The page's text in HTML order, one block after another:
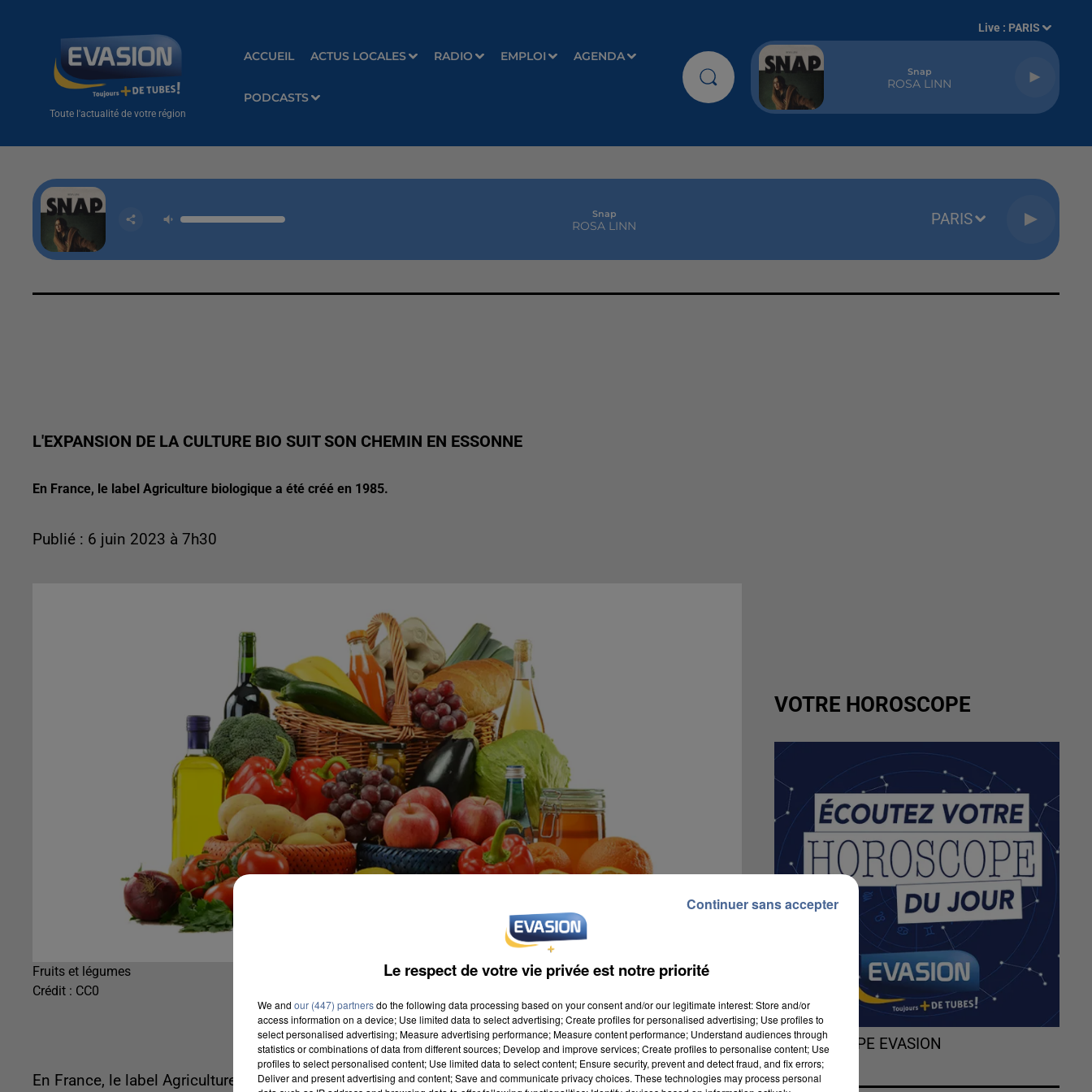
Toute l'actualité de votre région
ACCUEIL ACTUS LOCALES RADIO EMPLOI AGENDA
PODCASTS
Live : PARIS
Snap
ROSA LINN
Snap
ROSA LINN PARIS
L'EXPANSION DE LA CULTURE BIO SUIT SON CHEMIN EN ESSONNE
En France, le label Agriculture biologique a été créé en 1985.
Publié : 6 juin 2023 à 7h30
Fruits et légumes
Crédit : CC0
En France, le label Agriculture biologique avait été créé en 1985. Il se base sur l'interdiction
VOTRE HOROSCOPE
L'HOROSCOPE EVASION
Le respect de votre vie privée est notre priorité
We and our (447) partnersdo the following data processing based on your consent and/or our legitimate interest: Store and/or
access information on a device; Use limited data to select advertising; Create profiles for personalised advertising; Use profiles to
select personalised advertising; Measure advertising performance; Measure content performance; Understand audiences through
statistics or combinations of data from different sources; Develop and improve services; Create profiles to personalise content; Use
profiles to select personalised content; Use limited data to select content; Ensure security, prevent and detect fraud, and fix errors;
Deliver and present advertising and content; Save and communicate privacy choices. These technologies may process personal
Continuer sans accepter